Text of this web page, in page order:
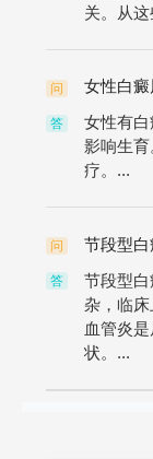
关。从
问 女性白
答
女性有
影响生
疗。...
问 节段型
答
节段型
杂，临床
血管炎
状。...